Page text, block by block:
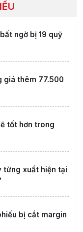
ngờ bị 19 quỹ
giá thêm 77.500
tốt hơn trong
từng xuất hiện tại
bị cắt margin